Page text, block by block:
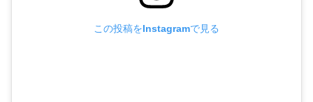
この投稿をInstagramで見る